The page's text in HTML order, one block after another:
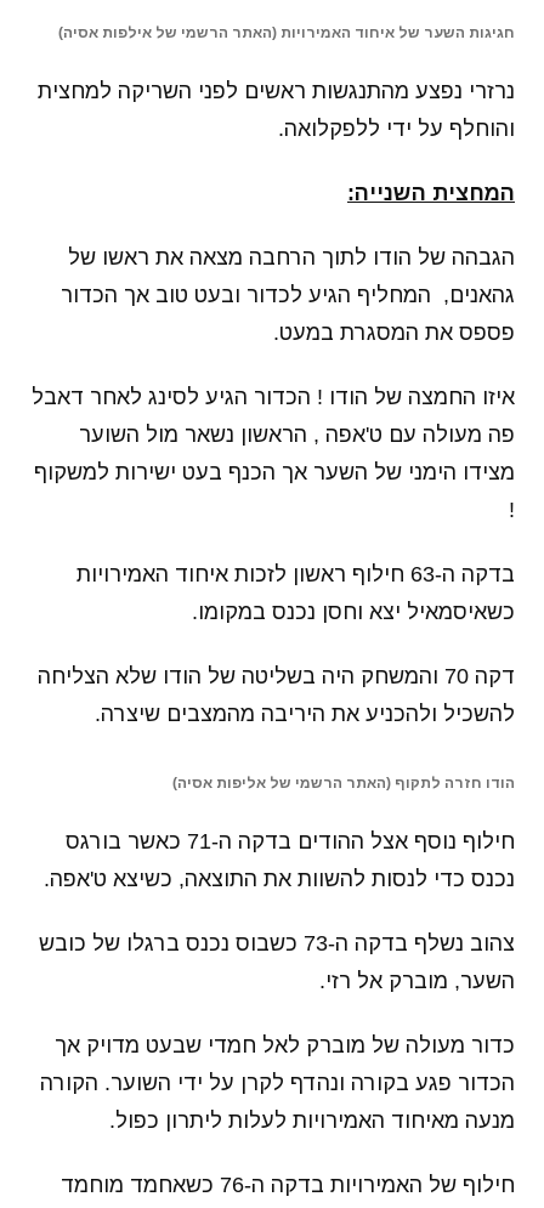
חגיגות השער של איחוד האמירויות (האתר הרשמי של אילפות אסיה)
נרזרי נפצע מהתנגשות ראשים לפני השריקה למחצית
והוחלף על ידי ללפקלואה.
המחצית השנייה:
הגבהה של הודו לתוך הרחבה מצאה את ראשו של
גהאנים, המחליף הגיע לכדור ובעט טוב אך הכדור
פספס את המסגרת במעט.
איזו החמצה של הודו ! הכדור הגיע לסינג לאחר דאבל
פה מעולה עם ט'אפה , הראשון נשאר מול השוער
מצידו הימני של השער אך הכנף בעט ישירות למשקוף
!
בדקה ה-63 חילוף ראשון לזכות איחוד האמירויות
כשאיסמאיל יצא וחסן נכנס במקומו.
דקה 70 והמשחק היה בשליטה של הודו שלא הצליחה
להשכיל ולהכניע את היריבה מהמצבים שיצרה.
הודו חזרה לתקוף (האתר הרשמי של אליפות אסיה)
חילוף נוסף אצל ההודים בדקה ה-71 כאשר בורגס
נכנס כדי לנסות להשוות את התוצאה, כשיצא ט'אפה.
צהוב נשלף בדקה ה-73 כשבוס נכנס ברגלו של כובש
השער, מוברק אל רזי.
כדור מעולה של מוברק לאל חמדי שבעט מדויק אך
הכדור פגע בקורה ונהדף לקרן על ידי השוער. הקורה
מנעה מאיחוד האמירויות לעלות ליתרון כפול.
חילוף של האמירויות בדקה ה-76 כשאחמד מוחמד